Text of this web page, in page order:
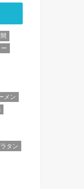
メン
タン